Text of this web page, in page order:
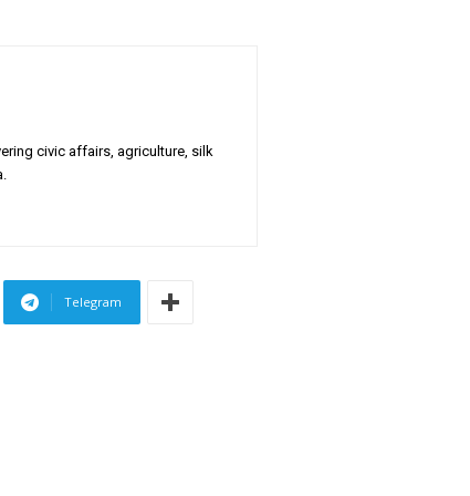
civic affairs, agriculture, silk
Telegram